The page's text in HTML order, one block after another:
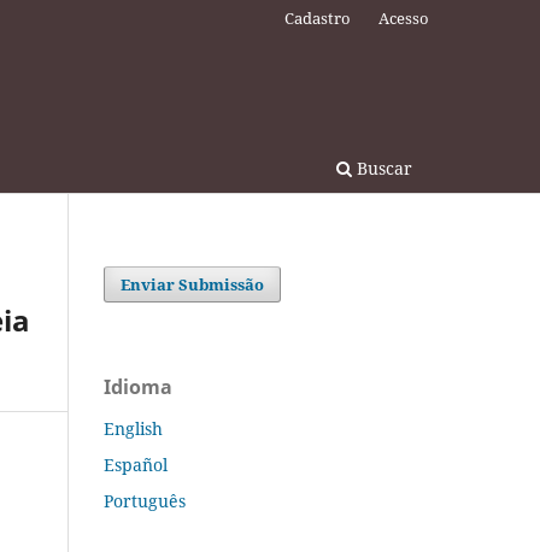
Buscar
Cadastro Acesso
Enviar Submissão
Idioma
English
Español
Português